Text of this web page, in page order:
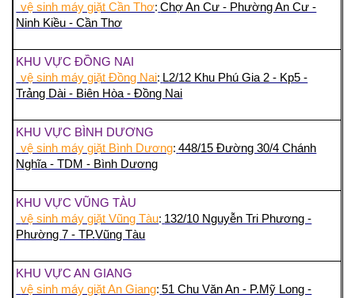
vệ sinh máy giặt Cần Thơ: Chợ An Cư - Phường An Cư -
Ninh Kiều - Cần Thơ
KHU VỰC ĐỒNG NAI
vệ sinh máy giặt Đồng Nai: L2/12 Khu Phú Gia 2 - Kp5 -
Trảng Dài - Biên Hòa - Đồng Nai
KHU VỰC BÌNH DƯƠNG
vệ sinh máy giặt Bình Dương: 448/15 Đường 30/4 Chánh
Nghĩa - TDM - Bình Dương
KHU VỰC VŨNG TÀU
vệ sinh máy giặt Vũng Tàu: 132/10 Nguyễn Tri Phương -
Phường 7 - TP.Vũng Tàu
KHU VỰC AN GIANG
vệ sinh máy giặt An Giang: 51 Chu Văn An - P.Mỹ Long -